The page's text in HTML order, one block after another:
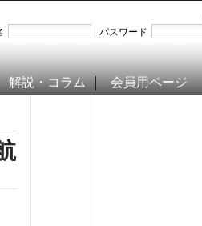
パスワード
解説・コラム 会員用ページ